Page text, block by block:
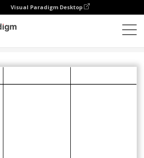
Visual Paradigm Desktop